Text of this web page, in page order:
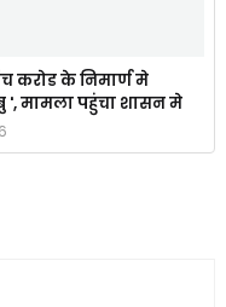
करोड के निमार्ण मे
बु ', मामला पहुंचा शासन मे